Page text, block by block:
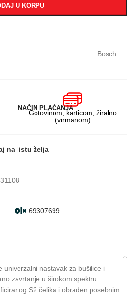
U KORPU
Bosch
NAČIN PLAĆANJA
Gotovinom, karticom, žiralno
(virmanom)
na listu želja
69307699
univerzalni nastavak za bušilice i
zavrtanje u širokom spektru
S2 čelika i obrađen posebnim